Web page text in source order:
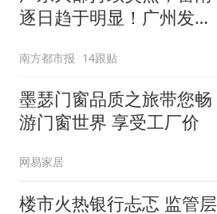
逐日趋于明显！广州发布
南方都市报 14跟贴
墨瑟门窗品质之旅带您畅
游门窗世界 享受工厂价
网易家居
楼市火热银行忐忑 监管层